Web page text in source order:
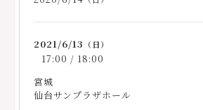
2021/6/13 （日）
17:00 / 18:00
宮城
仙台サンプラザホール